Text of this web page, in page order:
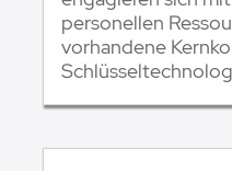
personellen
vorhandene